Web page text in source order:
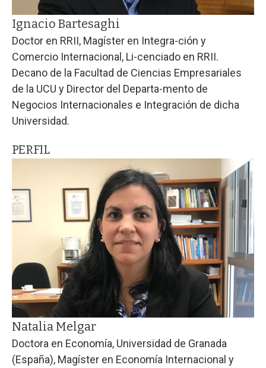
Ignacio Bartesaghi
Doctor en RRII, Magíster en Integra-ción y
Comercio Internacional, Li-cenciado en RRII.
Decano de la Facultad de Ciencias Empresariales
de la UCU y Director del Departa-mento de
Negocios Internacionales e Integración de dicha
Universidad.
PERFIL
Natalia Melgar
Doctora en Economía, Universidad de Granada
(España), Magíster en Economía Internacional y